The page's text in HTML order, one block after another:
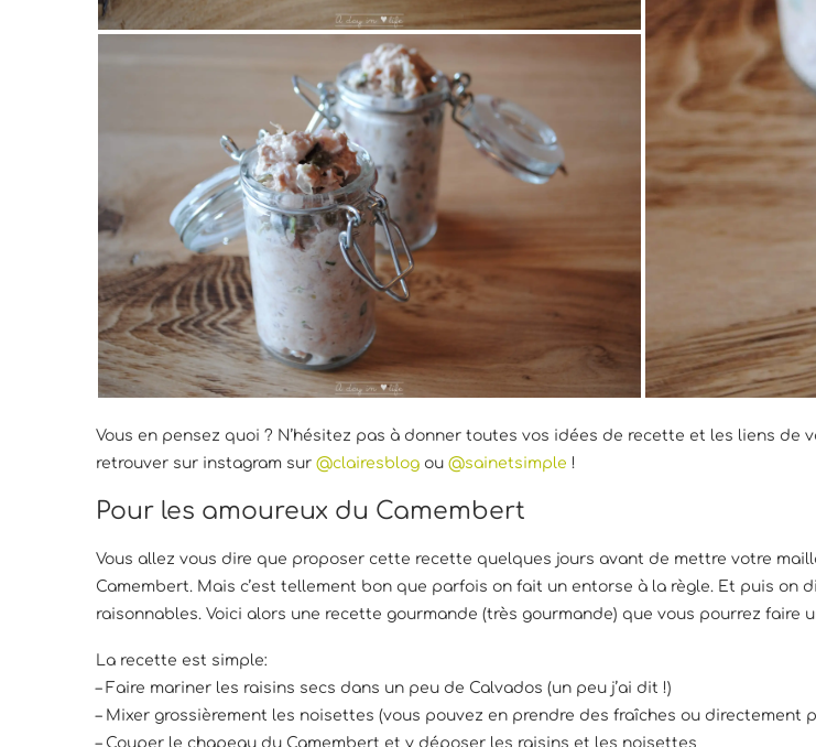
Vous en pensez quoi ? N’hésitez pas à donner toutes vos idées de recette et les liens de
retrouver sur instagram sur @clairesblog ou @sainetsimple !
Pour les amoureux du Camembert
Vous allez vous dire que proposer cette recette quelques jours avant de mettre votre
Camembert. Mais c’est tellement bon que parfois on fait un entorse à la règle. Et puis
raisonnables. Voici alors une recette gourmande (très gourmande) que vous pourrez faire
La recette est simple:
– Faire mariner les raisins secs dans un peu de Calvados (un peu j’ai dit !)
– Mixer grossièrement les noisettes (vous pouvez en prendre des fraîches ou directement
– Couper le chapeau du Camembert et y déposer les raisins et les noisettes